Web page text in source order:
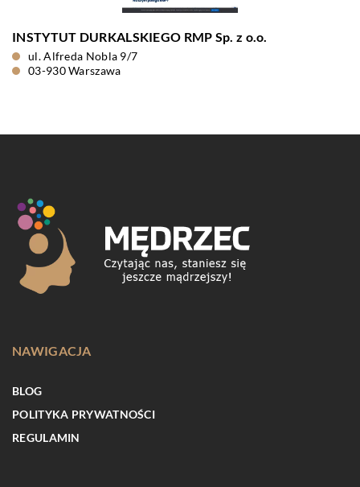
INSTYTUT DURKALSKIEGO RMP Sp. z o.o.
ul. Alfreda Nobla 9/7
03-930 Warszawa
NAWIGACJA
BLOG
POLITYKA PRYWATNOŚCI
REGULAMIN